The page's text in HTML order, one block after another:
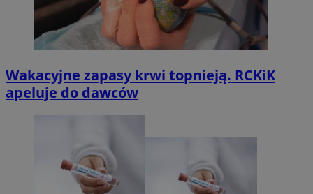
Wakacyjne zapasy krwi topnieją. RCKiK
apeluje do dawców